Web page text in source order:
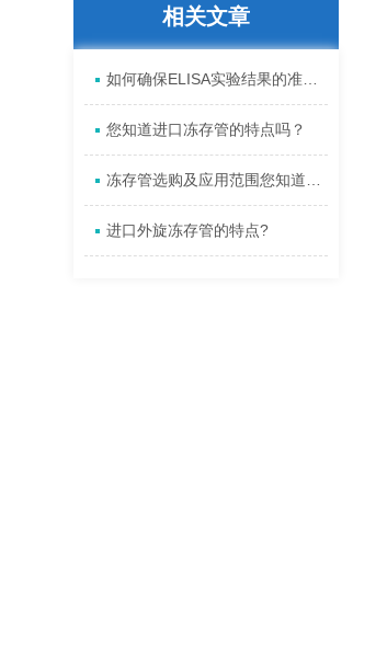
相关文章
您知道进口冻存管的特点吗？
进口外旋冻存管的特点?